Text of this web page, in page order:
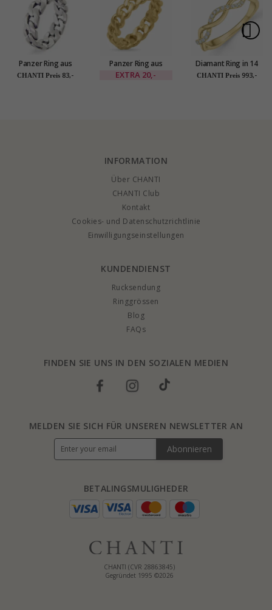
Panzer Ring aus
Silber
CHANTI Preis 83,-
Panzer Ring aus
vergoldetem
EXTRA 20,-
Diamant Ring in 14
Karat Gold 0,15 ct
CHANTI Preis 993,-
INFORMATION
Über CHANTI
CHANTI Club
Kontakt
Cookies- und Datenschutzrichtlinie
Einwilligungseinstellungen
KUNDENDIENST
Rucksendung
Ringgrössen
Blog
FAQs
FINDEN SIE UNS IN DEN SOZIALEN MEDIEN
CHANTI (CVR 28863845)
Gegründet 1995 ©2026
BETALINGSMULIGHEDER
MELDEN SIE SICH FÜR UNSEREN NEWSLETTER AN
Abonnieren